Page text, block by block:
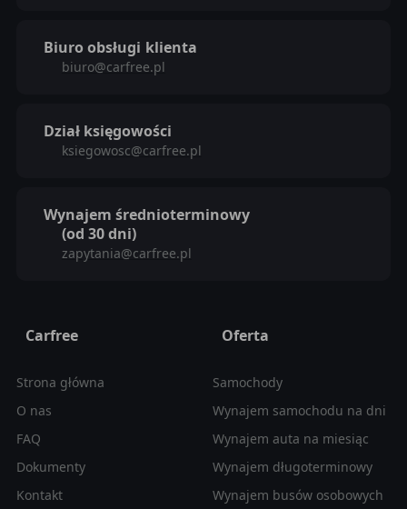
Biuro obsługi klienta
biuro@carfree.pl
Dział księgowości
ksiegowosc@carfree.pl
Wynajem średnioterminowy
(od 30 dni)
zapytania@carfree.pl
Carfree
Strona główna
O nas
FAQ
Dokumenty
Kontakt
Oferta
Samochody
Wynajem samochodu na dni
Wynajem auta na miesiąc
Wynajem długoterminowy
Wynajem busów osobowych